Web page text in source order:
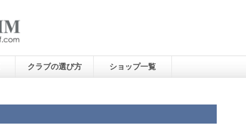
クラブの選び方 ショップ一覧